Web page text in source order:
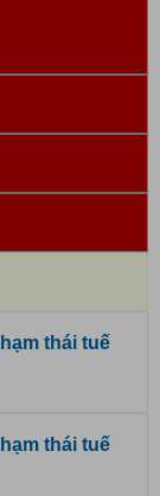
thái tuế
thái tuế